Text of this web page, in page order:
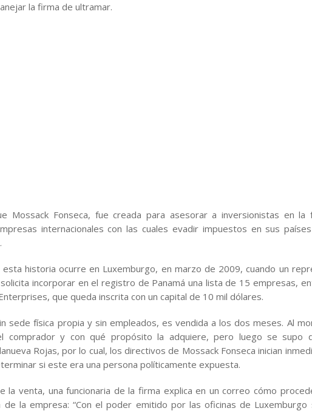
la firma de ultramar.
Mossack Fonseca, fue creada para asesorar a inversionistas en la
internacionales con las cuales evadir impuestos en sus
historia ocurre en Luxemburgo, en marzo de 2009, cuando un
incorporar en el registro de Panamá una lista de 15 empresas,
que queda inscrita con un capital de 10 mil dólares.
sede física propia y sin empleados, es vendida a los dos meses. Al
comprador y con qué propósito la adquiere, pero luego se supo
Rojas, por lo cual, los directivos de Mossack Fonseca inician
si este era una persona políticamente expuesta.
la venta, una funcionaria de la firma explica en un correo cómo
de la empresa: “Con el poder emitido por las oficinas de Luxemburgo